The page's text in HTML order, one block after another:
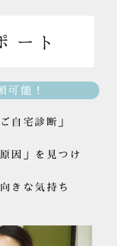
可能！
自宅診断」
因」を見つけ
きな気持ち